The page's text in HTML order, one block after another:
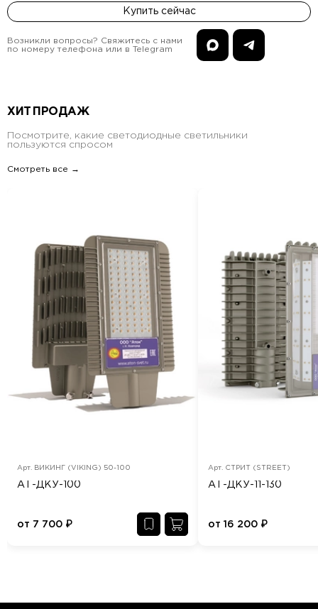
Купить сейчас
Возникли вопросы? Свяжитесь с нами
по номеру телефона или в Telegram
ХИТ ПРОДАЖ
Посмотрите, какие светодиодные светильники
пользуются спросом
Смотреть все →
Арт. ВИКИНГ (VIKING) 50-100
АТ-ДКУ-100
от 7 700 ₽
Арт. СТРИТ (STREET)
АТ-ДКУ-11-130
от 16 200 ₽